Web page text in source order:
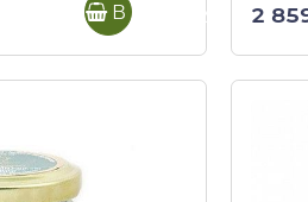
В корзину 2